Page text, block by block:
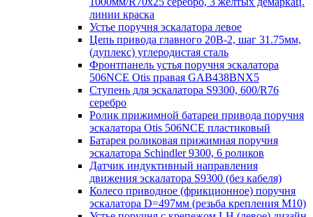
линии краска
Устье поручня эскалатора левое
Цепь привода главного 20B-2, шаг 31.75мм,
(дуплекс) углеродистая сталь
Фронтпанель устья поручня эскалатора
506NCE Otis правая GAB438BNX5
Ступень для эскалатора S9300, 600/R76
серебро
Ролик прижимной батареи привода поручня
эскалатора Otis 506NCE пластиковый
Батарея роликовая прижимная поручня
эскалатора Schindler 9300, 6 роликов
Датчик индуктивный направления
движения эскалатора S9300 (без кабеля)
Колесо приводное (фрикционное) поручня
эскалатора D=497мм (резьба крепления M10)